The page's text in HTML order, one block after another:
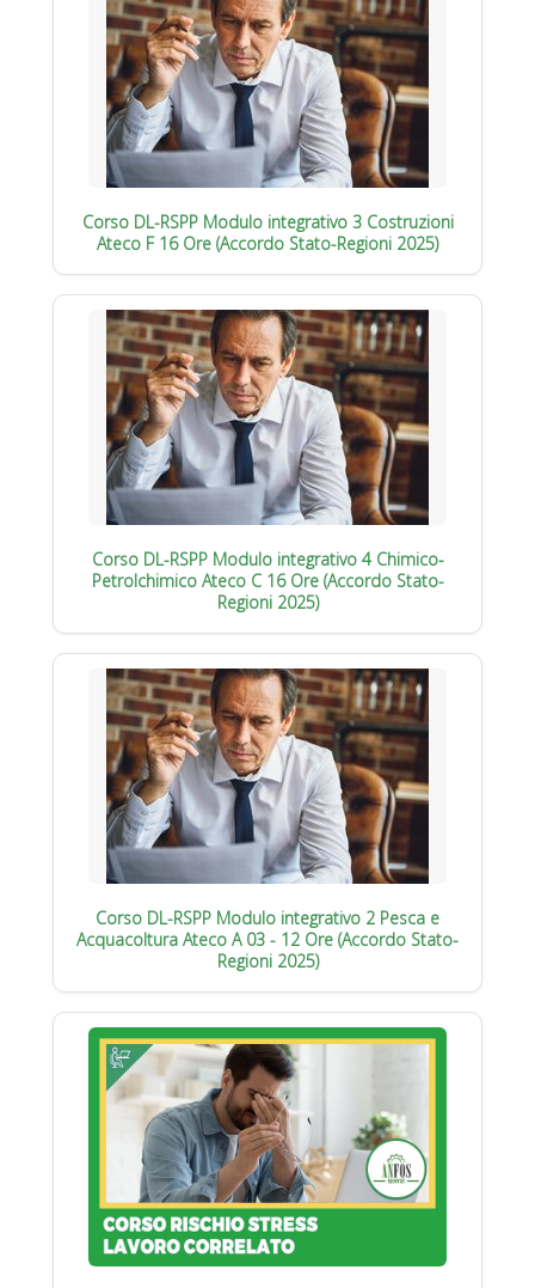
Corso DL-RSPP Modulo integrativo 3 Costruzioni
Ateco F 16 Ore (Accordo Stato-Regioni 2025)
Corso DL-RSPP Modulo integrativo 4 Chimico-
Petrolchimico Ateco C 16 Ore (Accordo Stato-
Regioni 2025)
Corso DL-RSPP Modulo integrativo 2 Pesca e
Acquacoltura Ateco A 03 - 12 Ore (Accordo Stato-
Regioni 2025)